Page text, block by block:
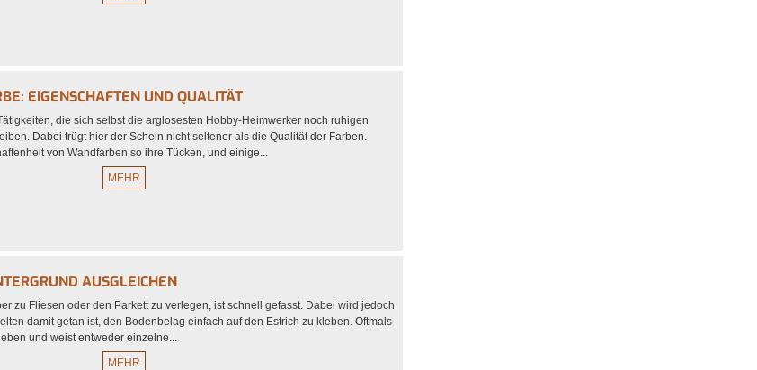
EIGENSCHAFTEN UND QUALITÄT
die sich selbst die arglosesten Hobby-Heimwerker noch ruhigen
Dabei trügt hier der Schein nicht seltener als die Qualität der Farben.
von Wandfarben so ihre Tücken, und einige...
MEHR
AUSGLEICHEN
zu Fliesen oder den Parkett zu verlegen, ist schnell gefasst. Dabei wird jedoch
damit getan ist, den Bodenbelag einfach auf den Estrich zu kleben. Oftmals
und weist entweder einzelne...
MEHR